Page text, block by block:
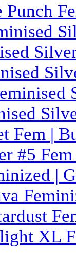
Fem |
#5
|
XL